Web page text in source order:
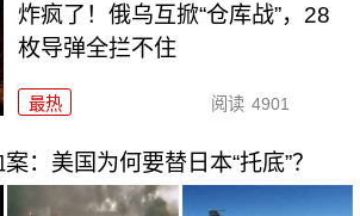
炸疯了！俄乌互掀“仓库战”，28
枚导弹全拦不住
最热 阅读 4901
：美国为何要替日本“托底”？